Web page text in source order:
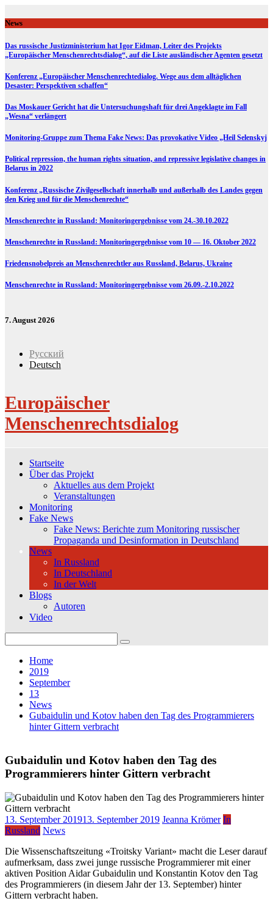
to
content
News
Das russische Justizministerium hat Igor Eidman, Leiter des Projekts
„Europäischer Menschenrechtsdialog“, auf die Liste ausländischer Agenten gesetzt
Konferenz „Europäischer Menschenrechtedialog. Wege aus dem alltäglichen
Desaster: Perspektiven schaffen“
Das Moskauer Gericht hat die Untersuchungshaft für drei Angeklagte im Fall
„Wesna“ verlängert
Monitoring-Gruppe zum Thema Fake News: Das provokative Video „Heil Selenskyj
Political repression, the human rights situation, and repressive legislative changes in
Belarus in 2022
Konferenz „Russische Zivilgesellschaft innerhalb und außerhalb des Landes gegen
den Krieg und für die Menschenrechte“
Menschenrechte in Russland: Monitoringergebnisse vom 24.-30.10.2022
Menschenrechte in Russland: Monitoringergebnisse vom 10 — 16. Oktober 2022
Friedensnobelpreis an Menschenrechtler aus Russland, Belarus, Ukraine
Menschenrechte in Russland: Monitoringergebnisse vom 26.09.-2.10.2022
7. August 2026
Русский
Deutsch
Europäischer
Menschenrechtsdialog
Startseite
Über das Projekt
Aktuelles aus dem Projekt
Veranstaltungen
Monitoring
Fake News
Fake News: Berichte zum Monitoring russischer
Propaganda und Desinformation in Deutschland
News
In Russland
In Deutschland
In der Welt
Blogs
Autoren
Video
for:
Home
2019
September
13
News
Gubaidulin und Kotov haben den Tag des Programmierers
hinter Gittern verbracht
Gubaidulin und Kotov haben den Tag des
Programmierers hinter Gittern verbracht
13. September 201913. September 2019 Jeanna Krömer In
Russland News
Die Wissenschaftszeitung «Troitsky Variant» macht die Leser darauf
aufmerksam, dass zwei junge russische Programmierer mit einer
aktiven Position Aidar Gubaidulin und Konstantin Kotov den Tag
des Programmierers (in diesem Jahr der 13. September) hinter
Gittern verbracht haben.